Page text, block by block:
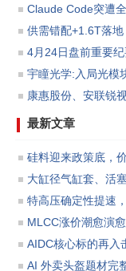
供需错配+1.6T落
4月24日盘前重要
宇瞳光学:入局光模
最新文章
大缸径气缸套、活
特高压确定性提速
MLCC涨价潮愈演
AI 外卖头盔题材完